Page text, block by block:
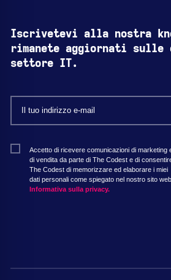
Iscrivetevi alla nostra
rimanete aggiornati sulle
settore IT.
Accetto di ricevere comunicazioni di marketing
di vendita da parte di The Codest e di
The Codest di memorizzare ed elaborare i miei
dati personali come spiegato nel nostro sito web.
Informativa sulla privacy.